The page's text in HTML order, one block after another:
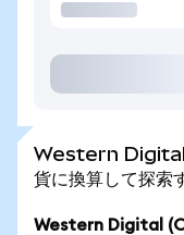
Western Digital
貨に換算して探索
Western Digital